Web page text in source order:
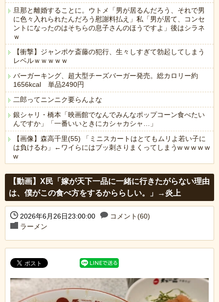
旦那と離婚することに。ウトメ「男が居るんだろう、それで男
に色々入れられたんだろう慰謝料払え」私「男が居て、コンセ
ントになったのはそちらの息子さんのほうですよ」後はシラネ
ｗ
【衝撃】ジャンポケ斎藤の犯行、生々しすぎて勃起してしまう
レベルｗｗｗｗｗ
バーガーキング、超大型チーズバーガー発売。総カロリー約
1656kcal 単品2490円
二郎ってニンニク要らんよな
銀シャリ・橋本「映画館でなんでみんなポップコーン食べたい
んですか」「一番いいときにカシャカシャ…」
【画像】森高千里(55) 「ミニスカートはとてもムリよ若い子に
は負けるわ」←ワイらにはブッ刺さりまくってしまうw w w w w
w
【動画】X民「嫁が天下一品に一緒に行きたがらない理由
は、僕がこの食べ方をするかららしい。」→炎上
2026年6月26日23:00:00
コメント(60)
ラーメン